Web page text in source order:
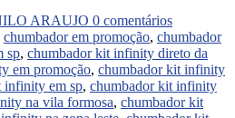
ARAUJO 0 comentários
chumbador em promoção, chumbador
sp, chumbador kit infinity direto da
em promoção, chumbador kit infinity
infinity em sp, chumbador kit infinity
na vila formosa, chumbador kit